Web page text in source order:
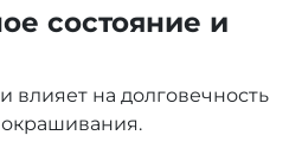
состояние и
влияет на долговечность
окрашивания.